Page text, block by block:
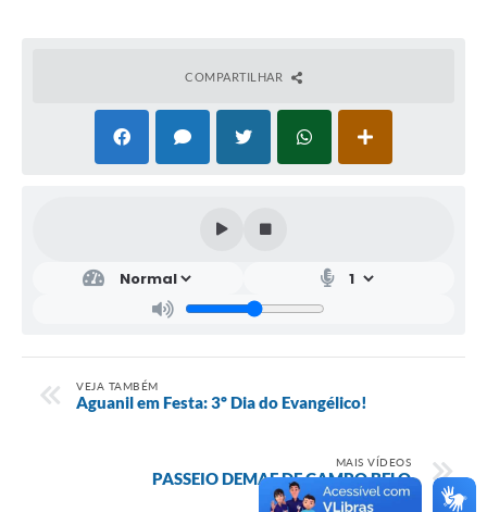
COMPARTILHAR
VEJA TAMBÉM
Aguanil em Festa: 3º Dia do Evangélico!
MAIS VÍDEOS
PASSEIO DEMAE DE CAMPO BELO